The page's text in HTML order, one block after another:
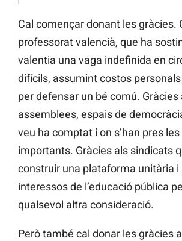
Cal començar donant les gràcies.
professorat valencià, que ha
valentia una vaga indefinida en
difícils, assumint costos
per defensar un bé comú. Gràcies
assemblees, espais de
veu ha comptat i on s’han pres
importants. Gràcies als sindicats
construir una plataforma unitària i
interessos de l’educació pública
qualsevol altra consideració.
Però també cal donar les gràcies